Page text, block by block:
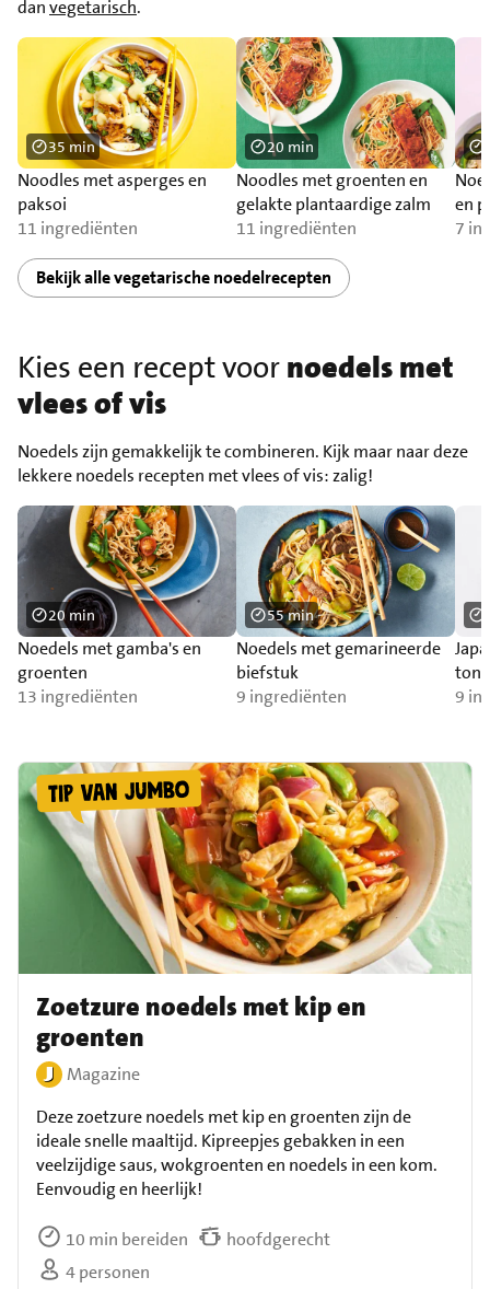
danvegetarisch.
Noodles met asperges en
paksoi
11 ingrediënten
35 min
Noodles met groenten en
gelakte plantaardige zalm
11 ingrediënten
20 min
en
7
Bekijk alle vegetarische noedelrecepten
Kies een recept voornoedels met
vlees of vis
Noedels zijn gemakkelijk te combineren. Kijk maar naar deze
lekkere noedels recepten met vlees of vis: zalig!
Noedels met gamba's en
groenten
13 ingrediënten
20 min
Noedels met gemarineerde
biefstuk
9 ingrediënten
55 min
9
Zoetzure noedels met kip en
groenten
Magazine
Deze zoetzure noedels met kip en groenten zijn de
ideale snelle maaltijd. Kipreepjes gebakken in een
veelzijdige saus, wokgroenten en noedels in een kom.
Eenvoudig en heerlijk!
10 min bereiden
hoofdgerecht
4 personen